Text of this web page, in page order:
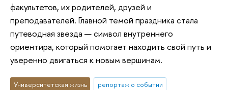
факультетов, их родителей, друзей и
преподавателей. Главной темой праздника стала
путеводная звезда — символ внутреннего
ориентира, который помогает находить свой путь и
уверенно двигаться к новым вершинам.
Университетская жизнь репортаж о событии